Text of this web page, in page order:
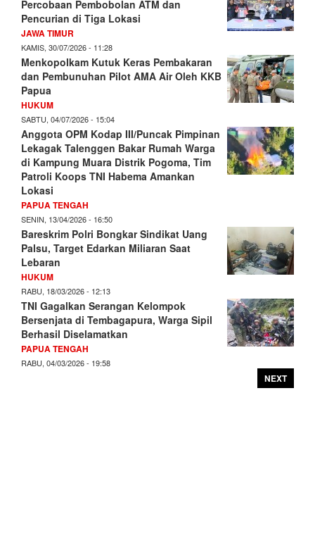
Percobaan Pembobolan ATM dan
Pencurian di Tiga Lokasi
JAWA TIMUR
KAMIS, 30/07/2026 - 11:28
Menkopolkam Kutuk Keras Pembakaran
dan Pembunuhan Pilot AMA Air Oleh KKB
Papua
HUKUM
SABTU, 04/07/2026 - 15:04
Anggota OPM Kodap III/Puncak Pimpinan
Lekagak Talenggen Bakar Rumah Warga
di Kampung Muara Distrik Pogoma, Tim
Patroli Koops TNI Habema Amankan
Lokasi
PAPUA TENGAH
SENIN, 13/04/2026 - 16:50
Bareskrim Polri Bongkar Sindikat Uang
Palsu, Target Edarkan Miliaran Saat
Lebaran
HUKUM
RABU, 18/03/2026 - 12:13
TNI Gagalkan Serangan Kelompok
Bersenjata di Tembagapura, Warga Sipil
Berhasil Diselamatkan
PAPUA TENGAH
RABU, 04/03/2026 - 19:58
NEXT